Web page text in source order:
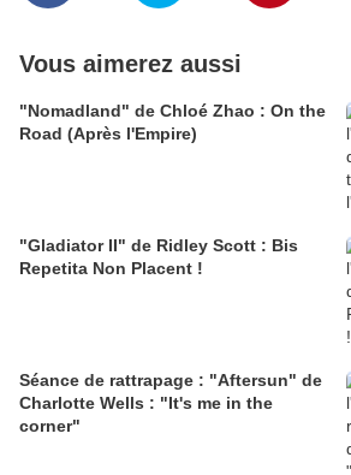
Vous aimerez aussi
"Nomadland" de Chloé Zhao : On the
Road (Après l'Empire)
"Gladiator II" de Ridley Scott : Bis
Repetita Non Placent !
Séance de rattrapage : "Aftersun" de
Charlotte Wells : "It's me in the
corner"